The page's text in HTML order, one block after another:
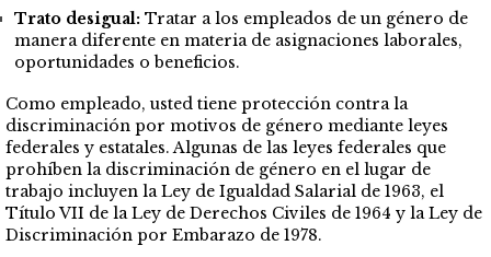
Trato desigual: Tratar a los empleados de un género de
manera diferente en materia de asignaciones laborales,
oportunidades o beneficios.
Como empleado, usted tiene protección contra la
discriminación por motivos de género mediante leyes
federales y estatales. Algunas de las leyes federales que
prohíben la discriminación de género en el lugar de
trabajo incluyen la Ley de Igualdad Salarial de 1963, el
Título VII de la Ley de Derechos Civiles de 1964 y la Ley de
Discriminación por Embarazo de 1978.